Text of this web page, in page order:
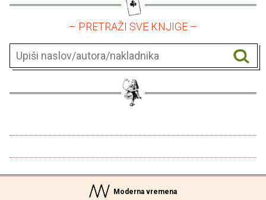
– PRETRAŽI SVE KNJIGE –
Moderna vremena